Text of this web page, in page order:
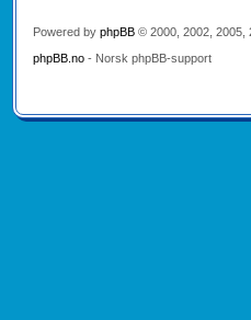
Powered by phpBB© 2000, 2002, 2005,
phpBB.no- Norsk phpBB-support